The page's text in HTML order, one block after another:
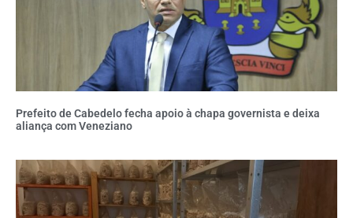
Prefeito de Cabedelo fecha apoio à chapa governista e deixa
aliança com Veneziano